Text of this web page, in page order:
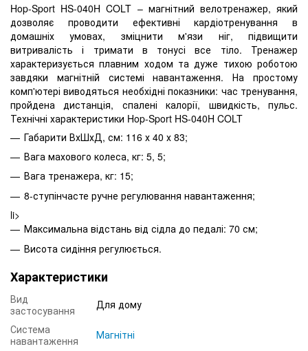
Hop-Sport HS-040H COLT – магнітний велотренажер, який
дозволяє проводити ефективні кардіотренування в
домашніх умовах, зміцнити м'язи ніг, підвищити
витривалість і тримати в тонусі все тіло. Тренажер
характеризується плавним ходом та дуже тихою роботою
завдяки магнітній системі навантаження. На простому
комп'ютері виводяться необхідні показники: час тренування,
пройдена дистанція, спалені калорії, швидкість, пульс.
Технічні характеристики Hop-Sport HS-040H COLT
Габарити ВхШхД, см: 116 х 40 х 83;
Вага махового колеса, кг: 5, 5;
Вага тренажера, кг: 15;
8-ступінчасте ручне регулювання навантаження;
li>
Максимальна відстань від сідла до педалі: 70 см;
Висота сидіння регулюється.
Характеристики
Вид
застосування
Для дому
Система
навантаження
Магнітні